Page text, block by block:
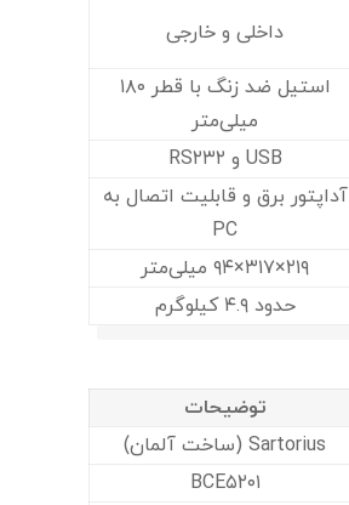
داخلی و خارجی
استیل ضد زنگ با قطر ۱۸۰
میلی‌متر
USB و RS۲۳۲
آداپتور برق و قابلیت اتصال به
PC
۲۱۹×۳۱۷×۹۴ میلی‌متر
حدود ۴.۹ کیلوگرم
توضیحات
Sartorius (ساخت آلمان)
BCE۵۲۰۱